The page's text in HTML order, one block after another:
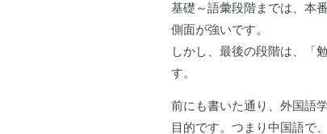
基礎～語彙段階までは、本
側面が強いです。
しかし、最後の段階は、「
す。
前にも書いた通り、外国語
目的です。つまり中国語で